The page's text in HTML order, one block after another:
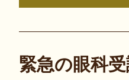
緊急の眼科